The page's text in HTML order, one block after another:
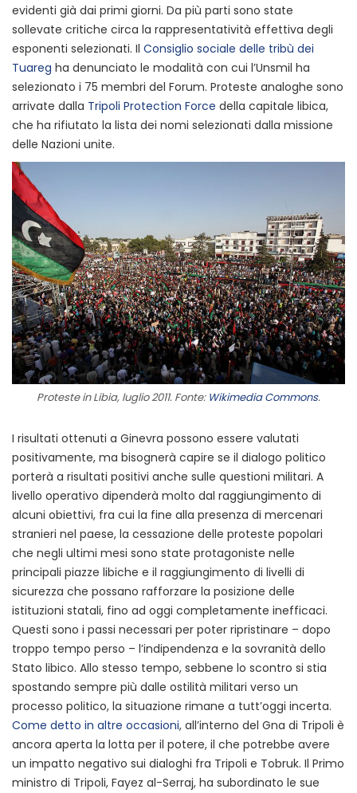
evidenti già dai primi giorni. Da più parti sono state
sollevate critiche circa la rappresentatività effettiva degli
esponenti selezionati. Il Consiglio sociale delle tribù dei
Tuareg ha denunciato le modalità con cui l’Unsmil ha
selezionato i 75 membri del Forum. Proteste analoghe sono
arrivate dalla Tripoli Protection Force della capitale libica,
che ha rifiutato la lista dei nomi selezionati dalla missione
delle Nazioni unite.
Proteste in Libia, luglio 2011. Fonte: Wikimedia Commons.
I risultati ottenuti a Ginevra possono essere valutati
positivamente, ma bisognerà capire se il dialogo politico
porterà a risultati positivi anche sulle questioni militari. A
livello operativo dipenderà molto dal raggiungimento di
alcuni obiettivi, fra cui la fine alla presenza di mercenari
stranieri nel paese, la cessazione delle proteste popolari
che negli ultimi mesi sono state protagoniste nelle
principali piazze libiche e il raggiungimento di livelli di
sicurezza che possano rafforzare la posizione delle
istituzioni statali, fino ad oggi completamente inefficaci.
Questi sono i passi necessari per poter ripristinare – dopo
troppo tempo perso – l’indipendenza e la sovranità dello
Stato libico. Allo stesso tempo, sebbene lo scontro si stia
spostando sempre più dalle ostilità militari verso un
processo politico, la situazione rimane a tutt’oggi incerta.
Come detto in altre occasioni, all’interno del Gna di Tripoli è
ancora aperta la lotta per il potere, il che potrebbe avere
un impatto negativo sui dialoghi fra Tripoli e Tobruk. Il Primo
ministro di Tripoli, Fayez al-Serraj, ha subordinato le sue